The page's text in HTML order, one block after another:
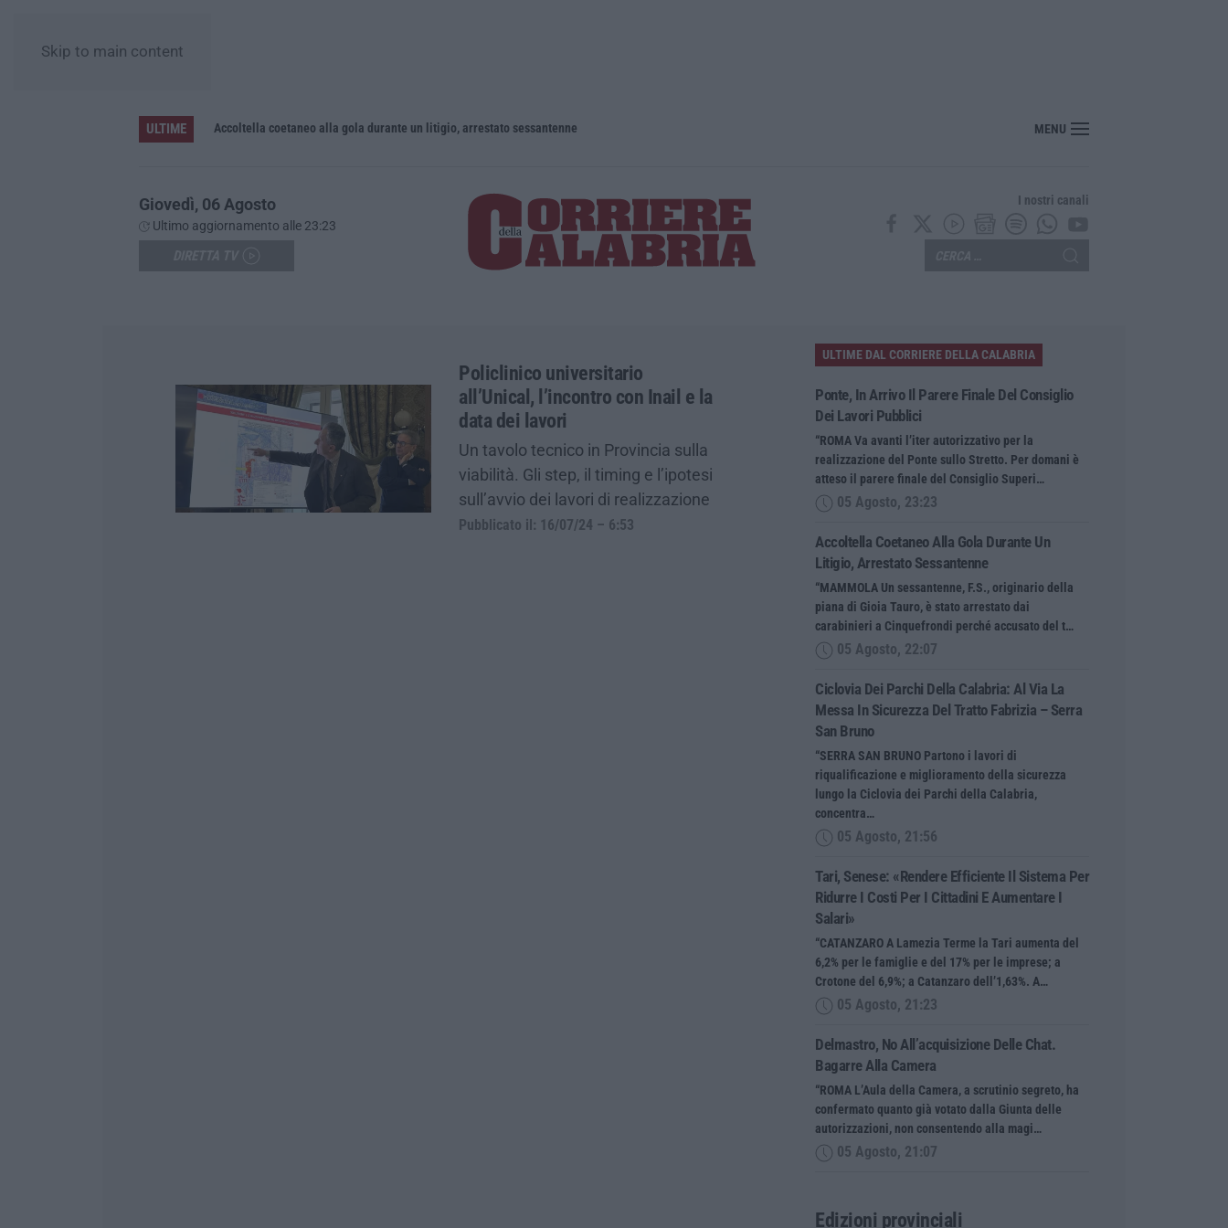
Skip to main content
ULTIME Accoltella coetaneo alla gola durante un litigio, arrestato sessantenne MENU
Giovedì, 06 Agosto
Ultimo aggiornamento alle 23:23
I nostri canali
Policlinico universitario
all’Unical, l’incontro con Inail e la
data dei lavori
Un tavolo tecnico in Provincia sulla
viabilità. Gli step, il timing e l’ipotesi
sull’avvio dei lavori di realizzazione
Pubblicato il: 16/07/24 – 6:53
ULTIME DAL CORRIERE DELLA CALABRIA
Ponte, In Arrivo Il Parere Finale Del Consiglio
Dei Lavori Pubblici
“ROMA Va avanti l’iter autorizzativo per la
realizzazione del Ponte sullo Stretto. Per domani è
atteso il parere finale del Consiglio Superi…
05 Agosto, 23:23
Accoltella Coetaneo Alla Gola Durante Un
Litigio, Arrestato Sessantenne
“MAMMOLA Un sessantenne, F.S., originario della
piana di Gioia Tauro, è stato arrestato dai
carabinieri a Cinquefrondi perché accusato del t…
05 Agosto, 22:07
Ciclovia Dei Parchi Della Calabria: Al Via La
Messa In Sicurezza Del Tratto Fabrizia – Serra
San Bruno
“SERRA SAN BRUNO Partono i lavori di
riqualificazione e miglioramento della sicurezza
lungo la Ciclovia dei Parchi della Calabria,
concentra…
05 Agosto, 21:56
Tari, Senese: «Rendere Efficiente Il Sistema Per
Ridurre I Costi Per I Cittadini E Aumentare I
Salari»
“CATANZARO A Lamezia Terme la Tari aumenta del
6,2% per le famiglie e del 17% per le imprese; a
Crotone del 6,9%; a Catanzaro dell’1,63%. A…
05 Agosto, 21:23
Delmastro, No All’acquisizione Delle Chat.
Bagarre Alla Camera
“ROMA L’Aula della Camera, a scrutinio segreto, ha
confermato quanto già votato dalla Giunta delle
autorizzazioni, non consentendo alla magi…
05 Agosto, 21:07
Edizioni provinciali